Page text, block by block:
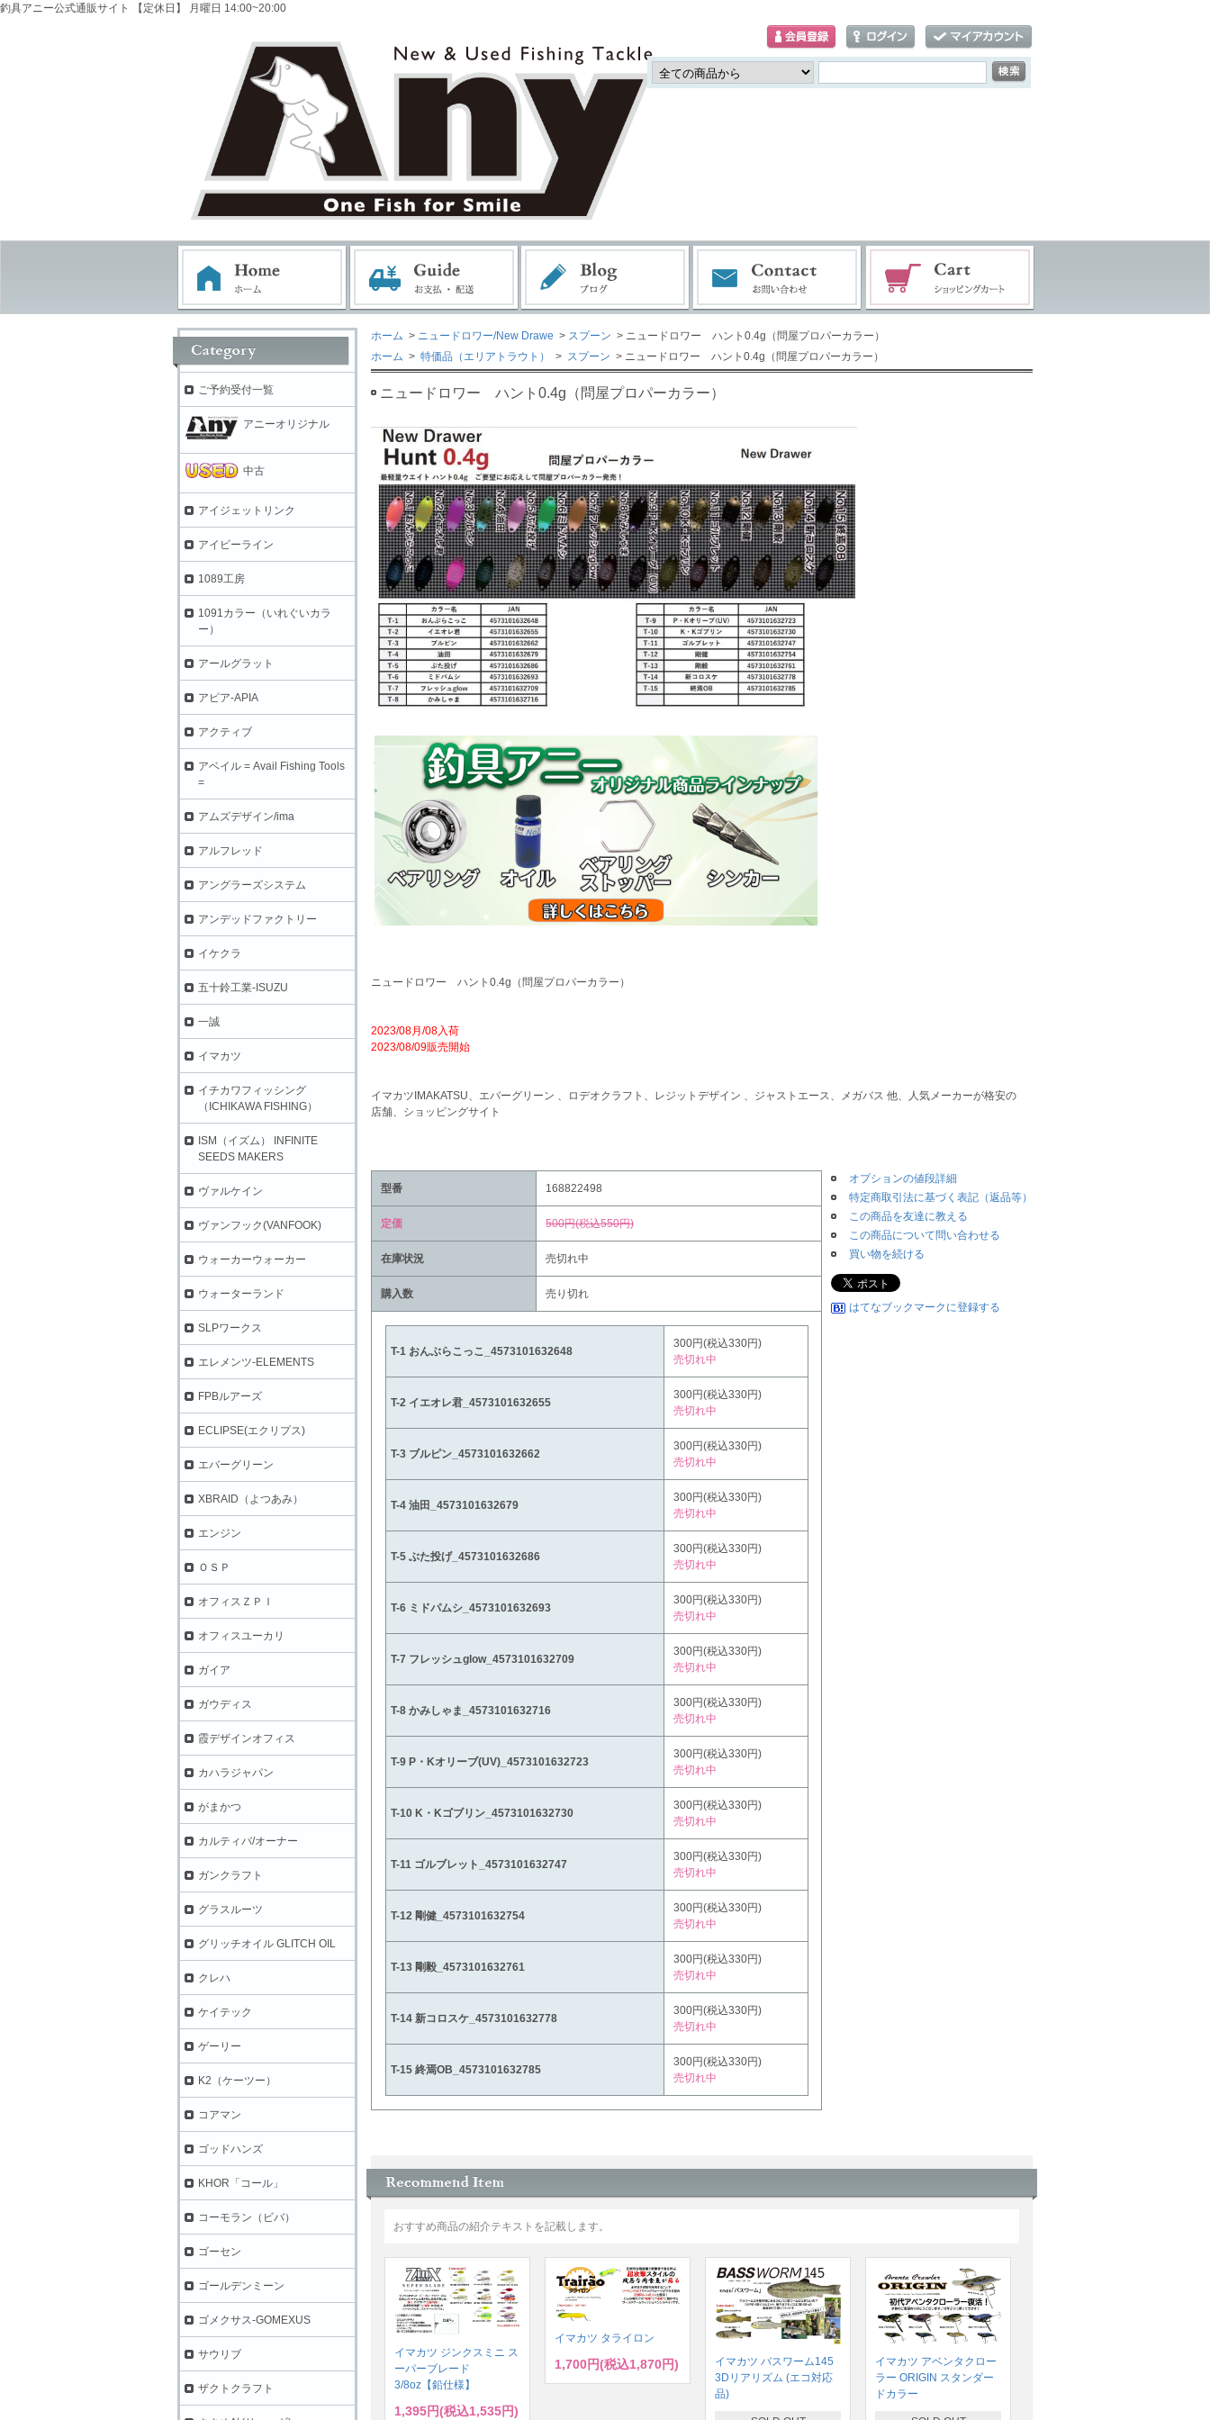
釣具アニー公式通販サイト 【定休日】 月曜日 14:00~20:00
ホーム > ニュードロワー/New Drawe > スプーン > ニュードロワー ハント0.4g（問屋プロパーカラー）
ホーム > 特価品（エリアトラウト） > スプーン > ニュードロワー ハント0.4g（問屋プロパーカラー）
ニュードロワー ハント0.4g（問屋プロパーカラー）
ニュードロワー ハント0.4g（問屋プロパーカラー）
2023/08月/08入荷
2023/08/09販売開始
イマカツIMAKATSU、エバーグリーン 、ロデオクラフト、レジットデザイン 、ジャストエース、メガバス 他、人気メーカーが格安の
店舗、ショッピングサイト
型番 168822498
定価 500円(税込550円)
在庫状況 売切れ中
購入数 売り切れ
T-1 おんぶらこっこ_4573101632648
300円(税込330円)
売切れ中
T-2 イエオレ君_4573101632655
300円(税込330円)
売切れ中
T-3 ブルピン_4573101632662
300円(税込330円)
売切れ中
T-4 油田_4573101632679
300円(税込330円)
売切れ中
T-5 ぶた投げ_4573101632686
300円(税込330円)
売切れ中
T-6 ミドパムシ_4573101632693
300円(税込330円)
売切れ中
T-7 フレッシュglow_4573101632709
300円(税込330円)
売切れ中
T-8 かみしゃま_4573101632716
300円(税込330円)
売切れ中
T-9 P・Kオリーブ(UV)_4573101632723
300円(税込330円)
売切れ中
T-10 K・Kゴブリン_4573101632730
300円(税込330円)
売切れ中
T-11 ゴルブレット_4573101632747
300円(税込330円)
売切れ中
T-12 剛健_4573101632754
300円(税込330円)
売切れ中
T-13 剛毅_4573101632761
300円(税込330円)
売切れ中
T-14 新コロスケ_4573101632778
300円(税込330円)
売切れ中
T-15 終焉OB_4573101632785
300円(税込330円)
売切れ中
オプションの値段詳細
特定商取引法に基づく表記（返品等）
この商品を友達に教える
この商品について問い合わせる
買い物を続ける
はてなブックマークに登録する
おすすめ商品の紹介テキストを記載します。
イマカツ ジンクスミニ ス
ーパーブレード
3/8oz【鉛仕様】
1,395円(税込1,535円)
イマカツ タライロン
1,700円(税込1,870円)
イマカツ バスワーム145
3Dリアリズム (エコ対応
品)
イマカツ アベンタクロー
ラー ORIGIN スタンダー
ドカラー
ご予約受付一覧
アニーオリジナル
中古
アイジェットリンク
アイビーライン
1089工房
1091カラー（いれぐいカラ
ー）
アールグラット
アピア-APIA
アクティブ
アベイル = Avail Fishing Tools
=
アムズデザイン/ima
アルフレッド
アングラーズシステム
アンデッドファクトリー
イケクラ
五十鈴工業-ISUZU
一誠
イマカツ
イチカワフィッシング
（ICHIKAWA FISHING）
ISM（イズム） INFINITE
SEEDS MAKERS
ヴァルケイン
ヴァンフック(VANFOOK)
ウォーカーウォーカー
ウォーターランド
SLPワークス
エレメンツ-ELEMENTS
FPBルアーズ
ECLIPSE(エクリプス)
エバーグリーン
XBRAID（よつあみ）
エンジン
ＯＳＰ
オフィスＺＰＩ
オフィスユーカリ
ガイア
ガウディス
霞デザインオフィス
カハラジャパン
がまかつ
カルティバ/オーナー
ガンクラフト
グラスルーツ
グリッチオイル GLITCH OIL
クレハ
ケイテック
ゲーリー
K2（ケーツー）
コアマン
ゴッドハンズ
KHOR「コール」
コーモラン（ビバ）
ゴーセン
ゴールデンミーン
ゴメクサス-GOMEXUS
サウリブ
ザクトクラフト